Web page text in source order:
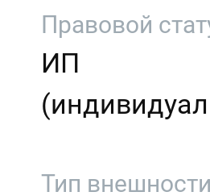
Правовой
ИП
Тип внешности